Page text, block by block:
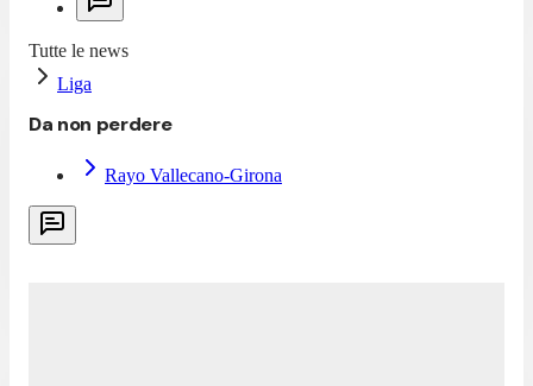
Tutte le news
Liga
Da non perdere
Rayo Vallecano-Girona